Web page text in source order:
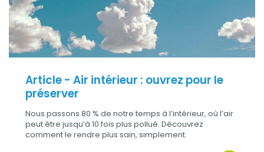
Article - Air intérieur : ouvrez pour le
préserver
Nous passons 80 % de notre temps à l’intérieur, où l’air
peut être jusqu’à 10 fois plus pollué. Découvrez
comment le rendre plus sain, simplement.